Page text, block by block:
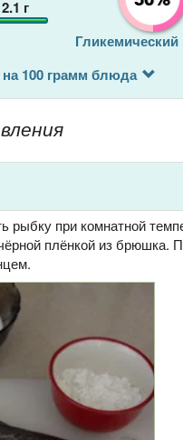
2.1 г
Гликемический
на 100 грамм блюда
рыбку при комнатной
плёнкой из брюшка.